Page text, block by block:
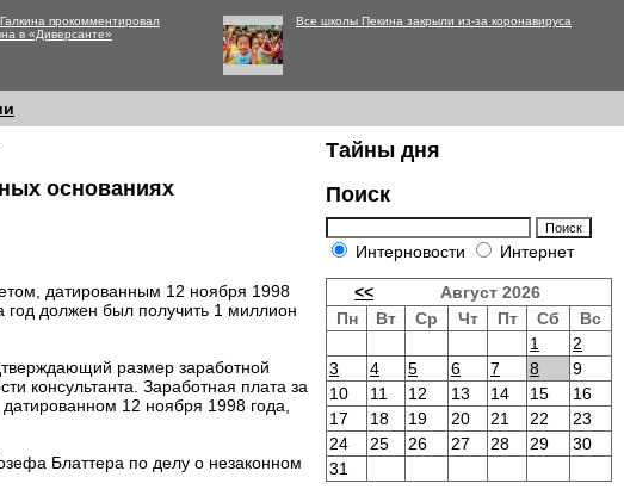
прокомментировал
в «Диверсанте»
Все школы Пекина закрыли из-за коронавируса
основаниях
датированным 12 ноября 1998
год должен был получить 1 миллион
размер заработной
консультанта. Заработная плата за
12 ноября 1998 года,
Блаттера по делу о незаконном
Тайны дня
Поиск
Интерновости Интернет
<<
Август 2026
Пн
Вт Ср Чт Пт Сб
Вс
1
2
3
4 5 6 7 8
9
10
11 12 13 14 15
16
17
18 19 20 21 22
23
24
25 26 27 28 29
30
31